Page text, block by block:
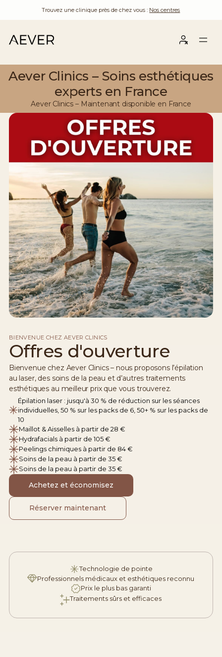
Trouvez une clinique près de chez vous : Nos centres
Aever Clinics – Soins esthétiques
experts en France
Aever Clinics – Maintenant disponible en France
BIENVENUE CHEZ AEVER CLINICS
Offres d'ouverture
Bienvenue chez Aever Clinics – nous proposons l’épilation
au laser, des soins de la peau et d’autres traitements
esthétiques au meilleur prix que vous trouverez.
Épilation laser : jusqu'à 30 % de réduction sur les séances
individuelles, 50 % sur les packs de 6, 50+ % sur les packs de
10
Maillot & Aisselles à partir de 28 €
Hydrafacials à partir de 105 €
Peelings chimiques à partir de 84 €
Soins de la peau à partir de 35 €
Soins de la peau à partir de 35 €
Achetez et économisez
Réserver maintenant
Technologie de pointe
Professionnels médicaux et esthétiques reconnu
Prix le plus bas garanti
Traitements sûrs et efficaces